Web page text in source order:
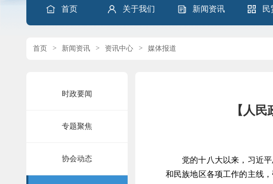
首页 关于我们 新闻资讯 民
首页 > 新闻资讯 > 资讯中心 > 媒体报道
时政要闻
专题聚焦
协会动态
【人
党的十八大以来，习近
和民族地区各项工作的主线